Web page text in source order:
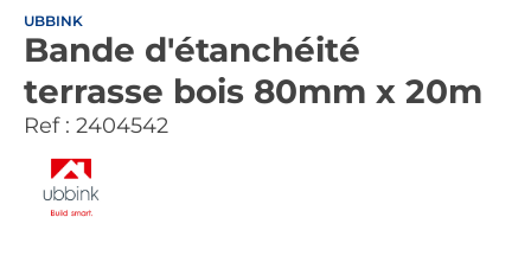
UBBINK
Bande d'étanchéité
terrasse bois 80mm x 20m
Ref : 2404542